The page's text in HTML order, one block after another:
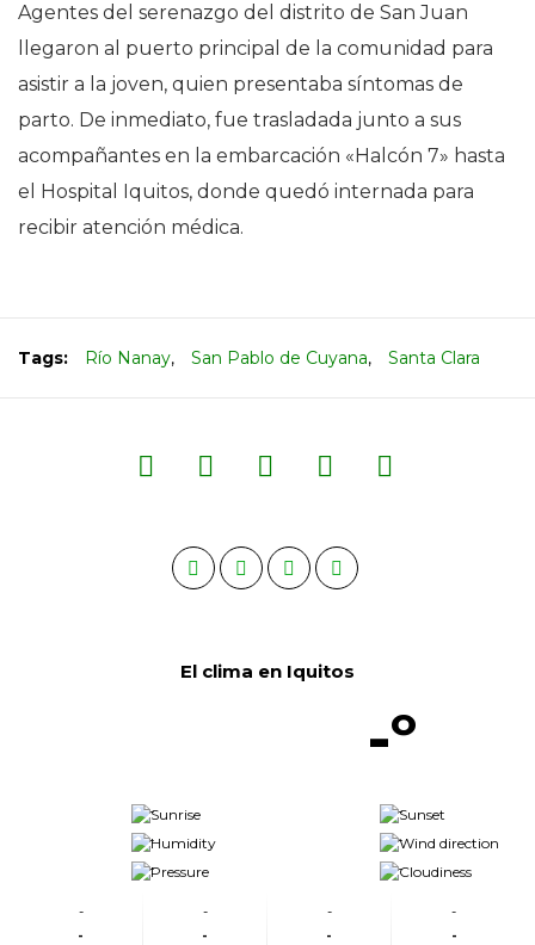
Agentes del serenazgo del distrito de San Juan
llegaron al puerto principal de la comunidad para
asistir a la joven, quien presentaba síntomas de
parto. De inmediato, fue trasladada junto a sus
acompañantes en la embarcación «Halcón 7» hasta
el Hospital Iquitos, donde quedó internada para
recibir atención médica.
Tags: Río Nanay, San Pablo de Cuyana, Santa Clara
El clima en Iquitos
-º
-
-
-
-
-
-
-
-
-
-
-
-
-
-